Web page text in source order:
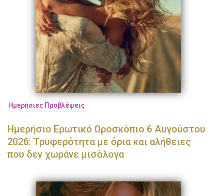
Ημερήσιες Προβλέψεις
Ημερήσιο Ερωτικό Ωροσκόπιο 6 Αυγούστου
2026: Τρυφερότητα με όρια και αλήθειες
που δεν χωράνε μισόλογα